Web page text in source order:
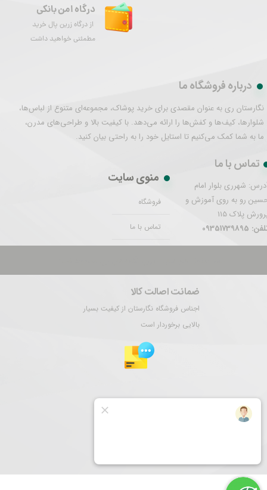
ضمانت اصالت کالا
اجناس فروشگاه نگارستان از کیفیت بسیار
بالایی برخوردار است
درگاه امن بانکی
از درگاه زرین پال خرید
مطمئنی خواهید داشت
درباره فروشگاه ما
نگارستان ری به عنوان مقصدی برای خرید پوشاک، مجموعه‌ای متنوع از لباس‌ها،
شلوارها، کیف‌ها و کفش‌ها را ارائه می‌دهد. با کیفیت بالا و طراحی‌های مدرن،
ما به شما کمک می‌کنیم تا استایل خود را به راحتی بیان کنید.
تماس با ما
شهرری بلوار امام
رو به روی آموزش و
پلاک 115
09351739895
منوی سایت
فروشگاه
تماس با ما